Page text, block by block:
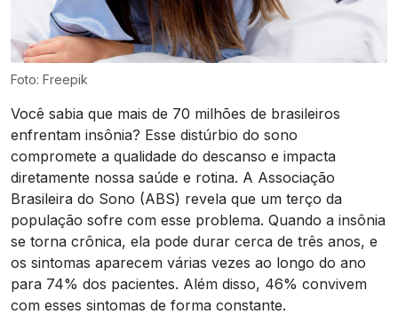
Foto: Freepik
Você sabia que mais de 70 milhões de brasileiros
enfrentam insônia? Esse distúrbio do sono
compromete a qualidade do descanso e impacta
diretamente nossa saúde e rotina. A Associação
Brasileira do Sono (ABS) revela que um terço da
população sofre com esse problema. Quando a insônia
se torna crônica, ela pode durar cerca de três anos, e
os sintomas aparecem várias vezes ao longo do ano
para 74% dos pacientes. Além disso, 46% convivem
com esses sintomas de forma constante.